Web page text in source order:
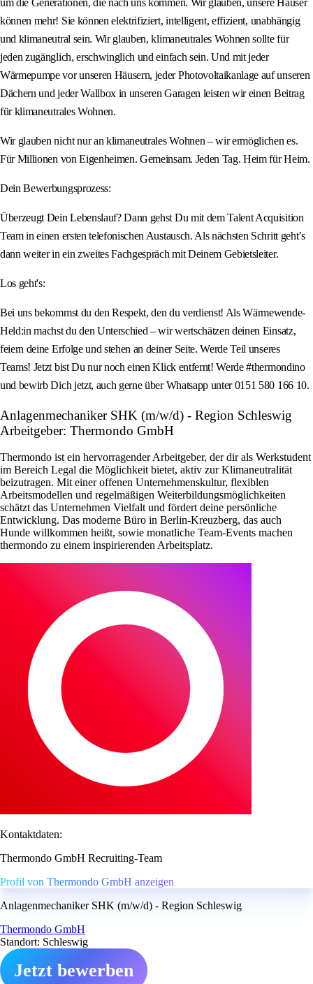
können mehr! Sie können elektrifiziert, intelligent, effizient, unabhängig
und klimaneutral sein. Wir glauben, klimaneutrales Wohnen sollte für
jeden zugänglich, erschwinglich und einfach sein. Und mit jeder
Wärmepumpe vor unseren Häusern, jeder Photovoltaikanlage auf unseren
Dächern und jeder Wallbox in unseren Garagen leisten wir einen Beitrag
für klimaneutrales Wohnen.
Wir glauben nicht nur an klimaneutrales Wohnen – wir ermöglichen es.
Für Millionen von Eigenheimen. Gemeinsam. Jeden Tag. Heim für Heim.
Dein Bewerbungsprozess:
Überzeugt Dein Lebenslauf? Dann gehst Du mit dem Talent Acquisition
Team in einen ersten telefonischen Austausch. Als nächsten Schritt geht’s
dann weiter in ein zweites Fachgespräch mit Deinem Gebietsleiter.
Los geht's:
Bei uns bekommst du den Respekt, den du verdienst! Als Wärmewende-
Held:in machst du den Unterschied – wir wertschätzen deinen Einsatz,
feiern deine Erfolge und stehen an deiner Seite. Werde Teil unseres
Teams! Jetzt bist Du nur noch einen Klick entfernt! Werde #thermondino
und bewirb Dich jetzt, auch gerne über Whatsapp unter 0151 580 166 10.
Anlagenmechaniker SHK (m/w/d) - Region Schleswig
Arbeitgeber: Thermondo GmbH
Thermondo ist ein hervorragender Arbeitgeber, der dir als Werkstudent
im Bereich Legal die Möglichkeit bietet, aktiv zur Klimaneutralität
beizutragen. Mit einer offenen Unternehmenskultur, flexiblen
Arbeitsmodellen und regelmäßigen Weiterbildungsmöglichkeiten
schätzt das Unternehmen Vielfalt und fördert deine persönliche
Entwicklung. Das moderne Büro in Berlin-Kreuzberg, das auch
Hunde willkommen heißt, sowie monatliche Team-Events machen
thermondo zu einem inspirierenden Arbeitsplatz.
Kontaktdaten:
Thermondo GmbH Recruiting-Team
Profil von Thermondo GmbH anzeigen
Anlagenmechaniker SHK (m/w/d) - Region Schleswig
Thermondo GmbH
Standort: Schleswig
Jetzt bewerben